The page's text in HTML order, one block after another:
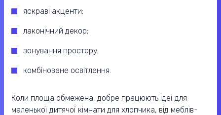
яскраві акценти;
лаконічний декор;
зонування простору;
комбіноване освітлення.
Коли площа обмежена, добре працюють ідеї для
маленької дитячої кімнати для хлопчика, від меблів-